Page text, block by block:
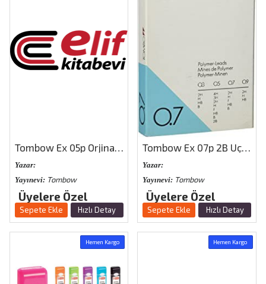
Tombow Ex 05p Orjinal 0,5 H Uç 12 Kutu
Yazar:
Yayınevi:Tombow
Üyelere Özel
Sepete Ekle Hızlı Detay
Tombow Ex 07p 2B Uç 0,7 mm Orjinal 12 Kutu
Yazar:
Yayınevi:Tombow
Üyelere Özel
Sepete Ekle Hızlı Detay
Hemen Kargo Hemen Kargo